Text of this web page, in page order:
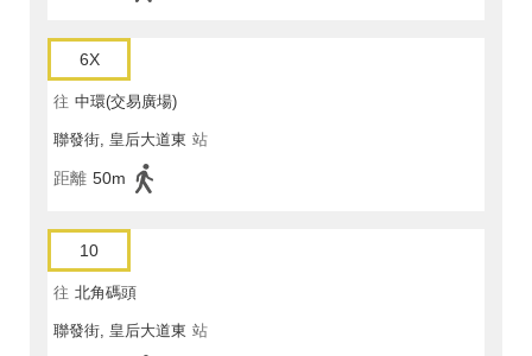
6X
往 中環(交易廣場)
聯發街, 皇后大道東 站
距離 50m
10
往 北角碼頭
聯發街, 皇后大道東 站